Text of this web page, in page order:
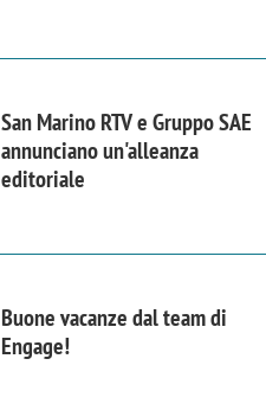
San Marino RTV e Gruppo SAE
annunciano un'alleanza
editoriale
Buone vacanze dal team di
Engage!